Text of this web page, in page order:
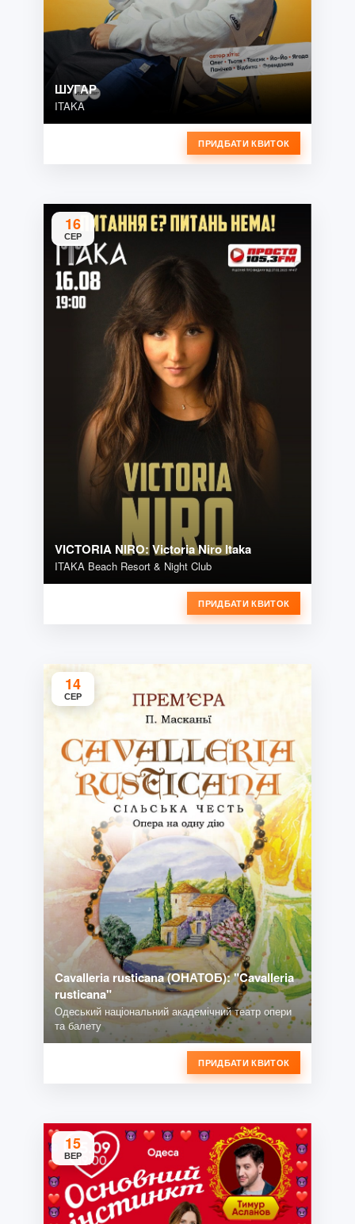
ШУГАР
ITAKA
ПРИДБАТИ КВИТОК
16
СЕР
VICTORIA NIRO: Victoria Niro Itaka
ITAKA Beach Resort & Night Club
ПРИДБАТИ КВИТОК
14
СЕР
Cavalleria rusticana (ОНАТОБ): "Cavalleria
rusticana"
Одеський національний академічний театр опери
та балету
ПРИДБАТИ КВИТОК
15
ВЕР